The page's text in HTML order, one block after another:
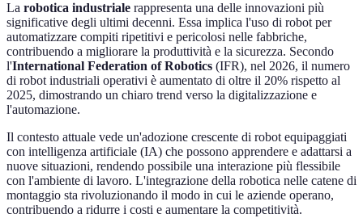
La robotica industriale rappresenta una delle innovazioni più
significative degli ultimi decenni. Essa implica l'uso di robot per
automatizzare compiti ripetitivi e pericolosi nelle fabbriche,
contribuendo a migliorare la produttività e la sicurezza. Secondo
l'International Federation of Robotics (IFR), nel 2026, il numero
di robot industriali operativi è aumentato di oltre il 20% rispetto al
2025, dimostrando un chiaro trend verso la digitalizzazione e
l'automazione.
Il contesto attuale vede un'adozione crescente di robot equipaggiati
con intelligenza artificiale (IA) che possono apprendere e adattarsi a
nuove situazioni, rendendo possibile una interazione più flessibile
con l'ambiente di lavoro. L'integrazione della robotica nelle catene di
montaggio sta rivoluzionando il modo in cui le aziende operano,
contribuendo a ridurre i costi e aumentare la competitività.